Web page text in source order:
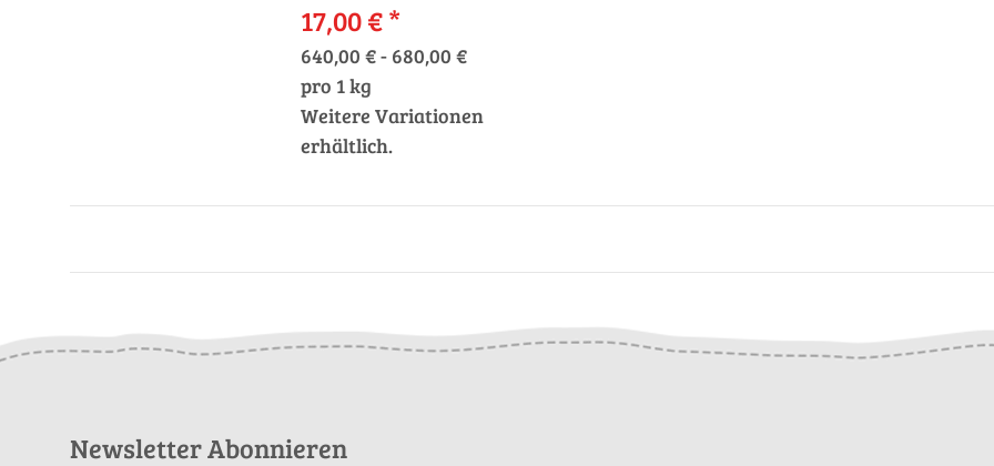
17,00 €*
640,00 € - 680,00 €
pro 1 kg
Weitere Variationen
erhältlich.
Newsletter Abonnieren